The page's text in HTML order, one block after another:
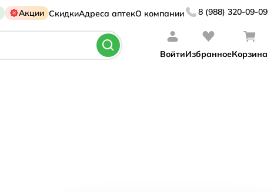
Акции СкидкиАдреса аптекО компании 8 (988) 320-09-09
ВойтиИзбранноеКорзина